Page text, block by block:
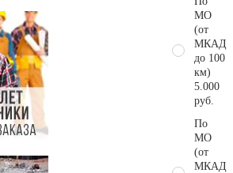
МО
(от
МКАД
до 100
км)
5.000
руб.
По
МО
(от
МКАД